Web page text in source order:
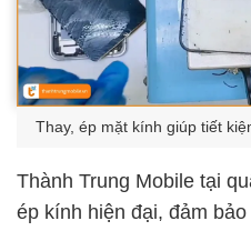
Thay, ép mặt kính giúp tiết
Thành Trung Mobile tại
ép kính hiện đại, đảm